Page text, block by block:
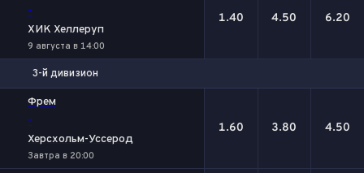
-
ХИК Хеллеруп
9 августа в 14:00
1.40 4.50 6.20
3-й дивизион
Фрем
-
Херсхольм-Уссерод
Завтра в 20:00
1.60 3.80 4.50